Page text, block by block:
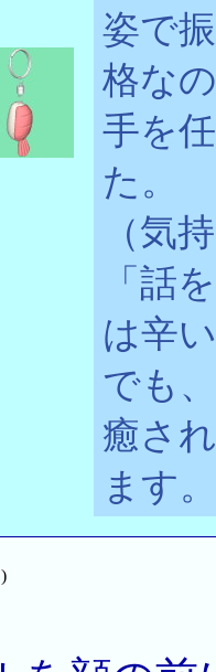
姿で
格な
手を
た。
（気
「話
は辛
でも
癒さ
ます。